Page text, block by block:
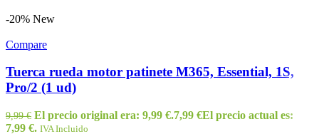
-20% New
Compare
Tuerca rueda motor patinete M365, Essential, 1S,
Pro/2 (1 ud)
9,99€ El precio original era: 9,99 €.7,99 €El precio actual es:
7,99 €. IVA Incluido